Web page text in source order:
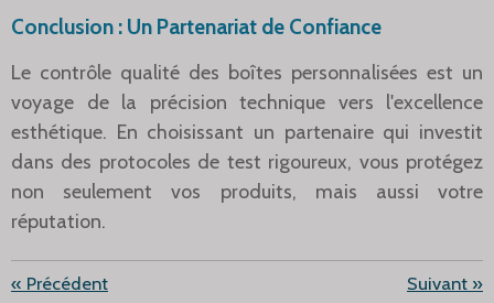
Conclusion : Un Partenariat de Confiance
Le contrôle qualité des boîtes personnalisées est un
voyage de la précision technique vers l'excellence
esthétique. En choisissant un partenaire qui investit
dans des protocoles de test rigoureux, vous protégez
non seulement vos produits, mais aussi votre
réputation.
« Précédent Suivant »